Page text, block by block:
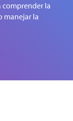
comprender la
manejar la